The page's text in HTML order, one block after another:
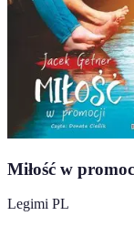
Miłość w
Legimi PL